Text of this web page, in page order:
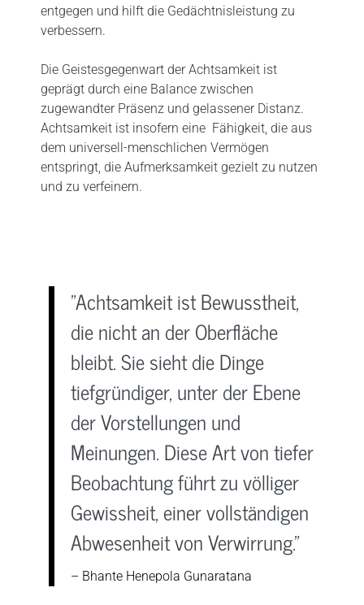
entgegen und hilft die Gedächtnisleistung zu
verbessern.
Die Geistesgegenwart der Achtsamkeit ist
geprägt durch eine Balance zwischen
zugewandter Präsenz und gelassener Distanz.
Achtsamkeit ist insofern eine Fähigkeit, die aus
dem universell-menschlichen Vermögen
entspringt, die Aufmerksamkeit gezielt zu nutzen
und zu verfeinern.
"Achtsamkeit ist Bewusstheit,
die nicht an der Oberfläche
bleibt. Sie sieht die Dinge
tiefgründiger, unter der Ebene
der Vorstellungen und
Meinungen. Diese Art von tiefer
Beobachtung führt zu völliger
Gewissheit, einer vollständigen
Abwesenheit von Verwirrung."
– Bhante Henepola Gunaratana